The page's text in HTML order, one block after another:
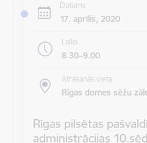
Datums
17. aprīlis, 2020
Laiks
8.30–9.00
Atrašanās vieta
Rīgas domes sēžu
Rīgas pilsētas
administrācijas